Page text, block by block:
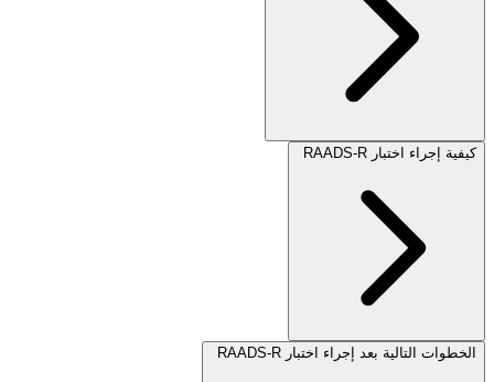
كيفية إجراء اختبار RAADS-R
الخطوات التالية بعد إجراء اختبار RAADS-R